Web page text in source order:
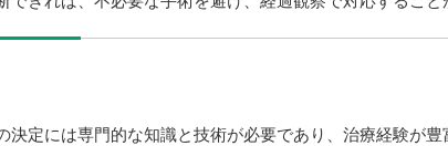
定には専門的な知識と技術が必要であり、治療経験が